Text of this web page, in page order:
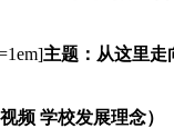
主题：从这里走
频 学校发展理念）